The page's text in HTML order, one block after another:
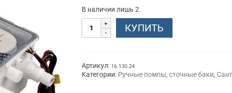
В наличии лишь 2
Количество
товара
Бак
помпой,
24
КУПИТЬ
Артикул: 16.130.24
Категории: Ручные помпы, сточные баки,